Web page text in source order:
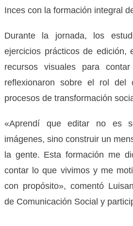
Inces con la formación integral
Durante la jornada, los
ejercicios prácticos de edición,
recursos visuales para
reflexionaron sobre el rol del
procesos de transformación
«Aprendí que editar no es
imágenes, sino construir un
la gente. Esta formación me
contar lo que vivimos y me
con propósito», comentó
de Comunicación Social y